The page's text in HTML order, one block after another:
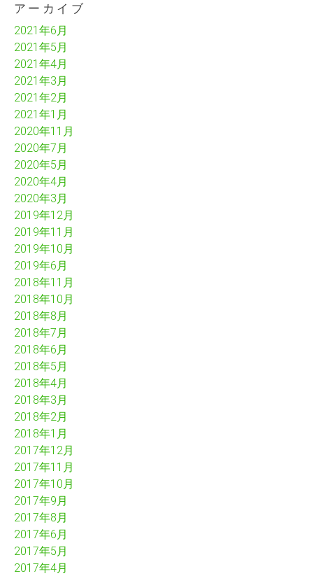
アーカイブ
2021年6月
2021年5月
2021年4月
2021年3月
2021年2月
2021年1月
2020年11月
2020年7月
2020年5月
2020年4月
2020年3月
2019年12月
2019年11月
2019年10月
2019年6月
2018年11月
2018年10月
2018年8月
2018年7月
2018年6月
2018年5月
2018年4月
2018年3月
2018年2月
2018年1月
2017年12月
2017年11月
2017年10月
2017年9月
2017年8月
2017年6月
2017年5月
2017年4月